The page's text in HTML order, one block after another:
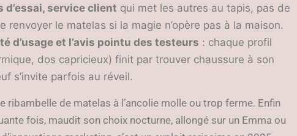
d’essai, service client qui met les autres au tapis, pas de
le matelas si la magie n’opère pas à la maison.
d’usage et l’avis pointu des testeurs : chaque profil
dos capricieux) finit par trouver chaussure à son
s’invite parfois au réveil.
ribambelle de matelas à l’ancolie molle ou trop ferme. Enfin
fois, maudit son choix nocturne, allongé sur un Emma ou